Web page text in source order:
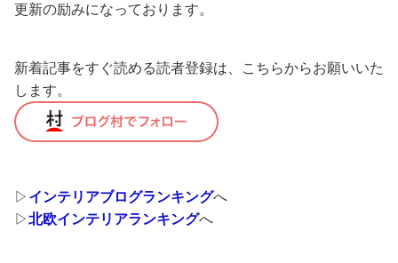
更新の励みになっております。
新着記事をすぐ読める読者登録は、こちらからお願いいた
します。
▷ インテリアブログランキングへ
▷北欧インテリアランキングへ